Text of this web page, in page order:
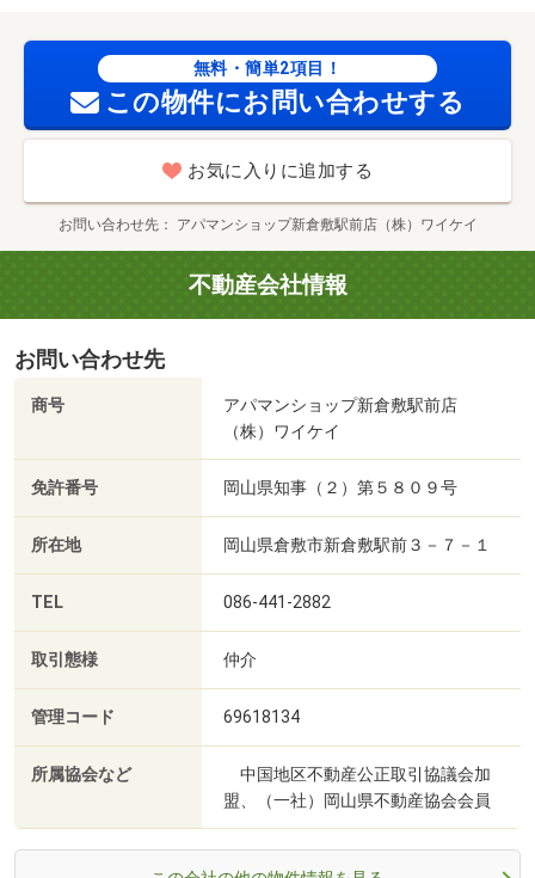
無料・簡単2項目！
この物件にお問い合わせする
お気に入りに追加する
お問い合わせ先 アパマンショップ新倉敷駅前店（株）ワイケイ
不動産会社情報
お問い合わせ先
商号
アパマンショップ新倉敷駅前店
（株）ワイケイ
免許番号 岡山県知事（２）第５８０９号
所在地 岡山県倉敷市新倉敷駅前３－７－１
TEL 086-441-2882
取引態様 仲介
管理コード 69618134
所属協会など
中国地区不動産公正取引協議会加
盟、（一社）岡山県不動産協会会員